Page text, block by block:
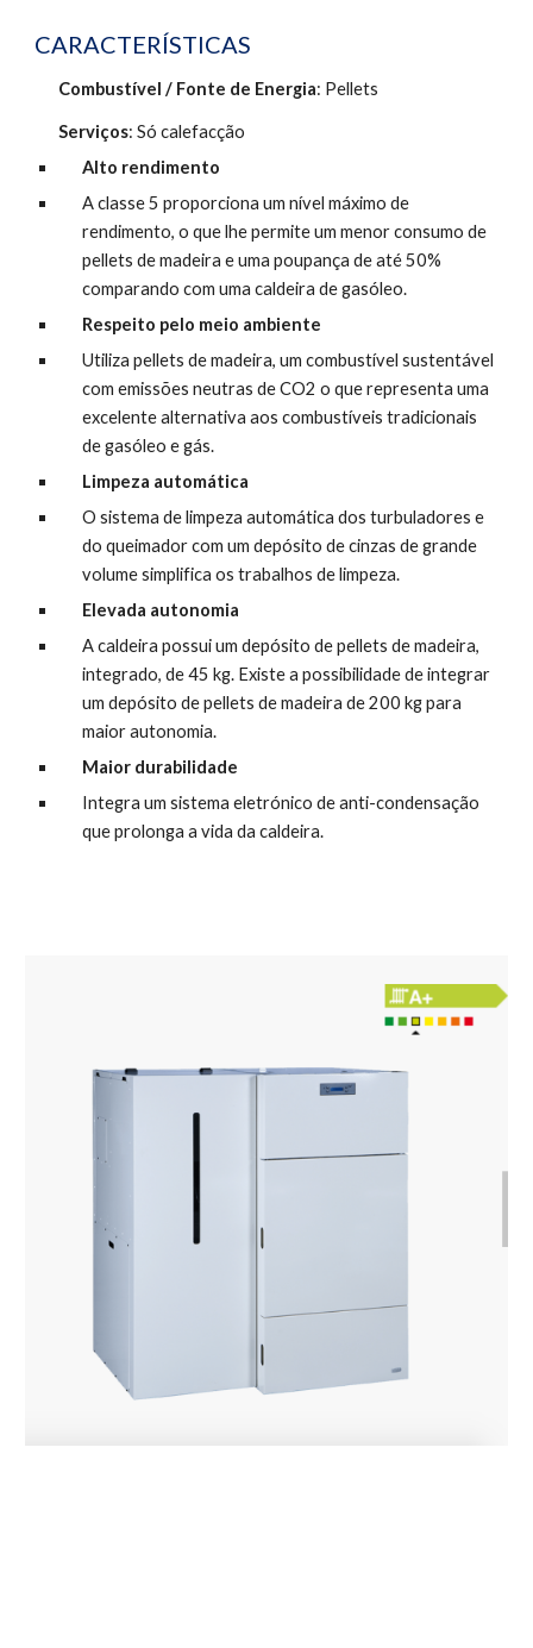
CARACTERÍSTICAS
Combustível / Fonte de Energia: Pellets
Serviços: Só calefacção
Alto rendimento
A classe 5 proporciona um nível máximo de
rendimento, o que lhe permite um menor consumo de
pellets de madeira e uma poupança de até 50%
comparando com uma caldeira de gasóleo.
Respeito pelo meio ambiente
Utiliza pellets de madeira, um combustível sustentável
com emissões neutras de CO2 o que representa uma
excelente alternativa aos combustíveis tradicionais
de gasóleo e gás.
Limpeza automática
O sistema de limpeza automática dos turbuladores e
do queimador com um depósito de cinzas de grande
volume simplifica os trabalhos de limpeza.
Elevada autonomia
A caldeira possui um depósito de pellets de madeira,
integrado, de 45 kg. Existe a possibilidade de integrar
um depósito de pellets de madeira de 200 kg para
maior autonomia.
Maior durabilidade
Integra um sistema eletrónico de anti-condensação
que prolonga a vida da caldeira.